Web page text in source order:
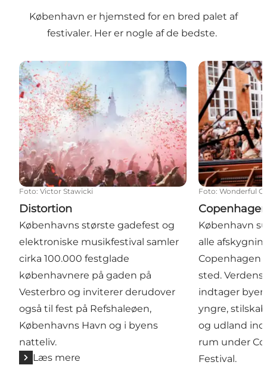
København er hjemsted for en bred palet af
festivaler. Her er nogle af de bedste.
Distortion
Foto: Victor Stawicki
Distortion
Københavns største gadefest og
elektroniske musikfestival samler
cirka 100.000 festglade
københavnere på gaden på
Vesterbro og inviterer derudover
også til fest på Refshaleøen,
Københavns Havn og i byens
natteliv.
Læs mere
Copenhagen
Foto: Wonderful
København
alle
Copenhagen
sted.
indtager
yngre,
og udland
rum under
Festival.